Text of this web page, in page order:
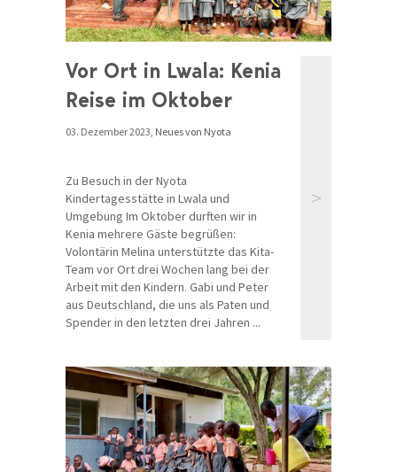
Vor Ort in Lwala: Kenia
Reise im Oktober
03. Dezember 2023, Neues von Nyota
Zu Besuch in der Nyota
Kindertagesstätte in Lwala und
Umgebung Im Oktober durften wir in
Kenia mehrere Gäste begrüßen:
Volontärin Melina unterstützte das Kita-
Team vor Ort drei Wochen lang bei der
Arbeit mit den Kindern. Gabi und Peter
aus Deutschland, die uns als Paten und
Spender in den letzten drei Jahren ...
>